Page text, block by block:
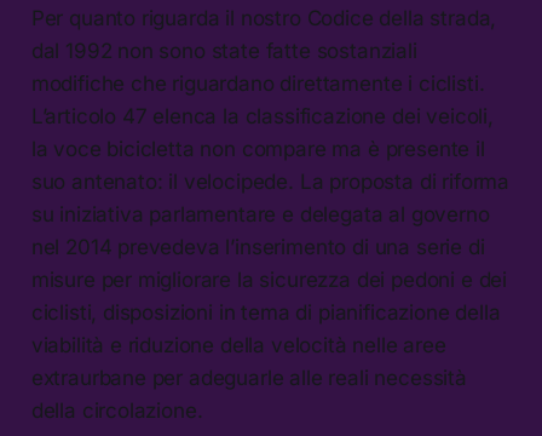
Per quanto riguarda il nostro Codice della strada,
dal 1992 non sono state fatte sostanziali
modifiche che riguardano direttamente i ciclisti.
L’articolo 47 elenca la classificazione dei veicoli,
la voce bicicletta non compare ma è presente il
suo antenato: il velocipede. La proposta di riforma
su iniziativa parlamentare e delegata al governo
nel 2014 prevedeva l’inserimento di una serie di
misure per migliorare la sicurezza dei pedoni e dei
ciclisti, disposizioni in tema di pianificazione della
viabilità e riduzione della velocità nelle aree
extraurbane per adeguarle alle reali necessità
della circolazione.